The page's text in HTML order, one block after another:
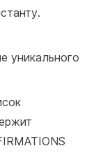
уникального